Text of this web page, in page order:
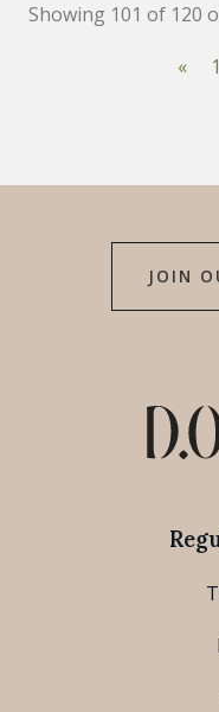
Showing 101 of 120
«
1
JOIN